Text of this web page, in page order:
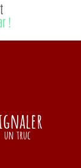
!
un truc